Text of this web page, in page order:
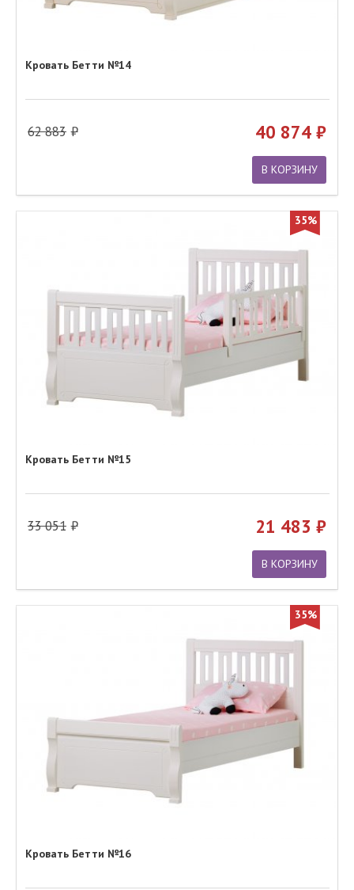
Кровать Бетти №14
62 883 40 874
В КОРЗИНУ
35%
Кровать Бетти №15
33 051 21 483
В КОРЗИНУ
35%
Кровать Бетти №16